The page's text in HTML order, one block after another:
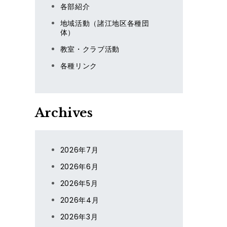
各部紹介
地域活動（諸江地区各種団
体）
教室・クラブ活動
各種リンク
Archives
2026年7月
2026年6月
2026年5月
2026年4月
2026年3月